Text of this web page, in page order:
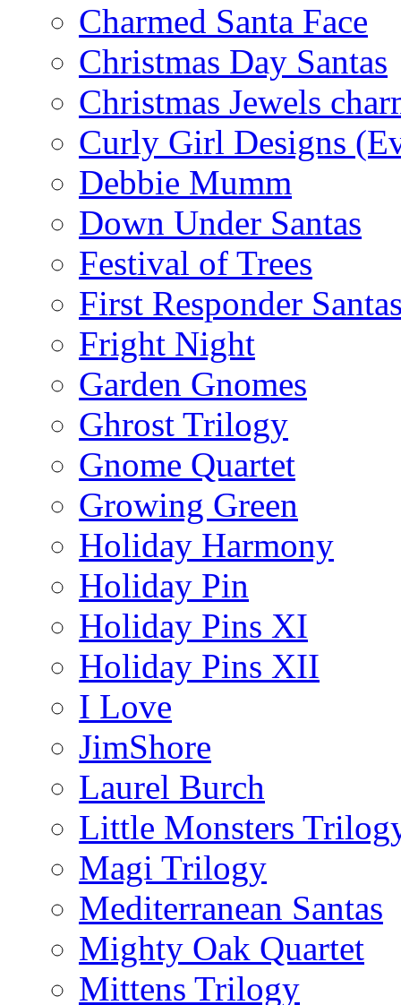
Charmed Santa Face
Christmas Day Santas
Christmas Jewels
Curly Girl Designs
Debbie Mumm
Down Under Santas
Festival of Trees
First Responder
Fright Night
Garden Gnomes
Ghrost Trilogy
Gnome Quartet
Growing Green
Holiday Harmony
Holiday Pin
Holiday Pins XI
Holiday Pins XII
I Love
JimShore
Laurel Burch
Little Monsters
Magi Trilogy
Mediterranean Santas
Mighty Oak Quartet
Mittens Trilogy